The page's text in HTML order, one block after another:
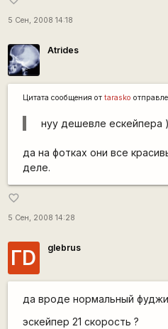
5 Сен, 2008 14:18
Atrides
Цитата сообщения от tarasko
нуу дешевле ескейпера
да на фотках они все
деле.
favorite_border
5 Сен, 2008 14:28
ГD glebrus
да вроде нормальный
эскейпер 21 скорость ?